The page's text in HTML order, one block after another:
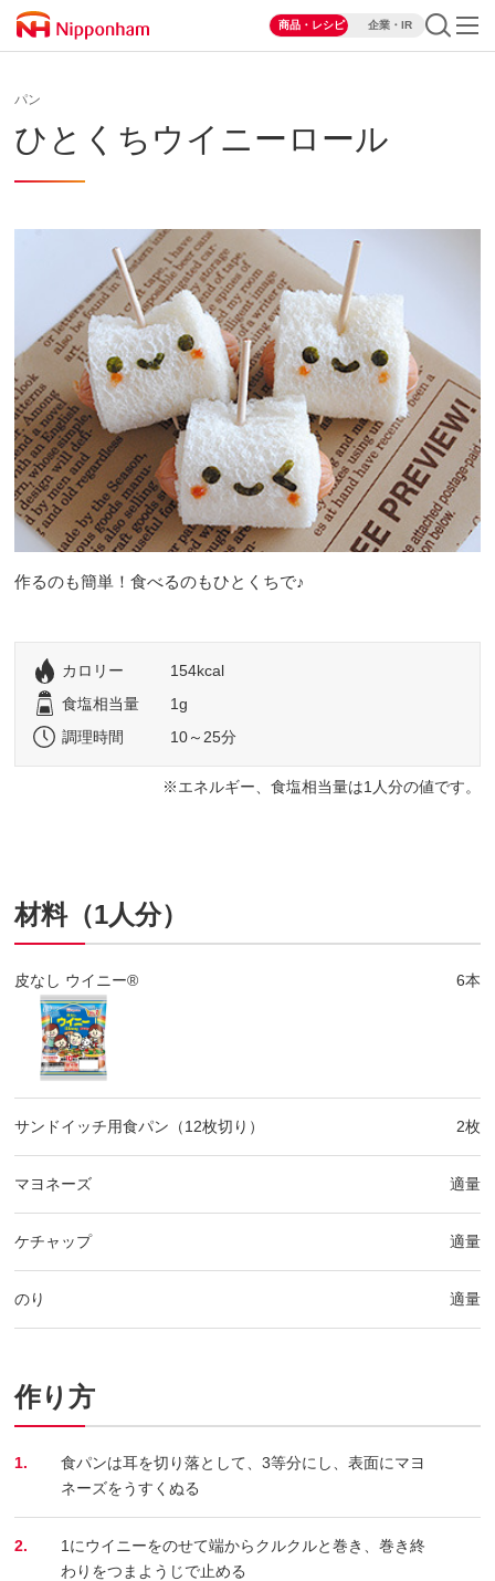
商品・レシピ 企業・IR
パン
ひとくちウイニーロール
作るのも簡単！食べるのもひとくちで♪
カロリー
154kcal
食塩相当量
1g
調理時間
10～25分
エネルギー、食塩相当量は1人分の値です。
材料（1人分）
皮なし ウイニー® 6本
サンドイッチ用食パン（12枚切り） 2枚
マヨネーズ 適量
ケチャップ 適量
のり 適量
作り方
1.
食パンは耳を切り落として、3等分にし、表面にマヨ
ネーズをうすくぬる
2.
1にウイニーをのせて端からクルクルと巻き、巻き終
わりをつまようじで止める